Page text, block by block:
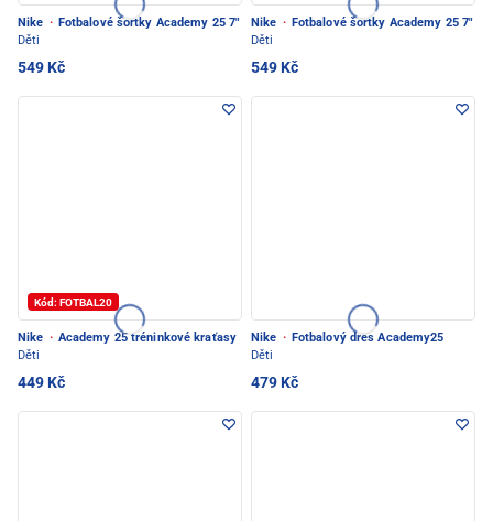
Nike · Fotbalové šortky Academy 25 7"
Děti
549 Kč
Nike · Fotbalové šortky Academy 25 7"
Děti
549 Kč
Kód: FOTBAL20
Nike · Academy 25 tréninkové kraťasy
Děti
449 Kč
Nike · Fotbalový dres Academy25
Děti
479 Kč